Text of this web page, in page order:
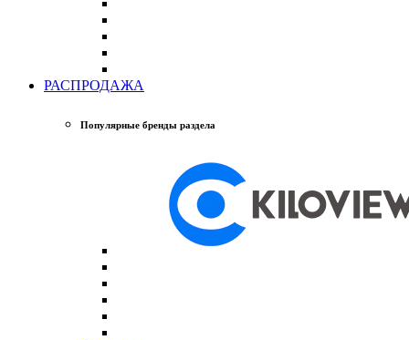
РАСПРОДАЖА
Популярные бренды раздела